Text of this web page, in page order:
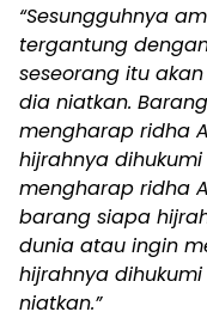
“Sesungguhnya
tergantung
seseorang itu
dia niatkan.
mengharap ridha
hijrahnya
mengharap ridha
barang siapa
dunia atau ingin
hijrahnya
niatkan.”